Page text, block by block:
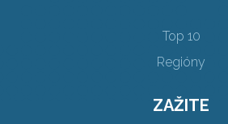
Top 10
Regióny
ZAŽITE